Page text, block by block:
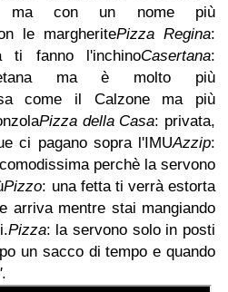
ma con un nome più
le margheritePizza Regina:
ti fanno l'inchinoCasertana:
ma è molto più
come il Calzone ma più
Pizza della Casa: privata,
ci pagano sopra l'IMUAzzip:
perchè la servono
Pizzo: una fetta ti verrà estorta
arriva mentre stai mangiando
Pizza: la servono solo in posti
un sacco di tempo e quando
.